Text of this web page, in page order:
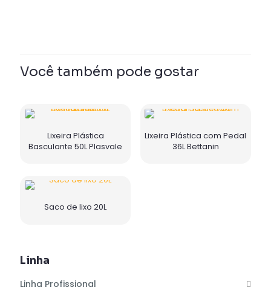
Você também pode gostar
Lixeira Plástica
Basculante 50L Plasvale
Lixeira Plástica com Pedal
36L Bettanin
Saco de lixo 20L
Linha
Linha Profissional